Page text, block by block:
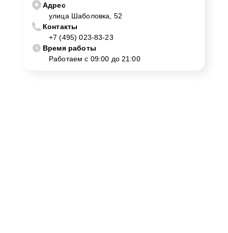
Адрес
улица Шаболовка, 52
Контакты
+7 (495) 023-83-23
Время работы
Работаем с 09:00 до 21:00